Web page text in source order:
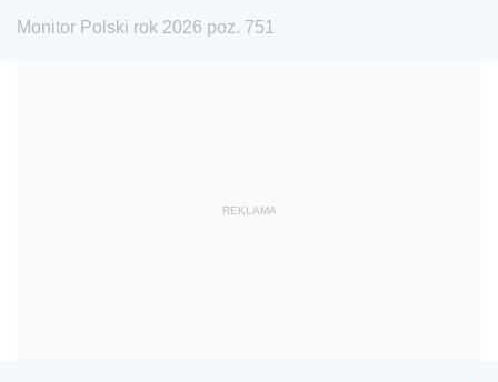
1968
Monitor Polski rok 2026 poz. 751
REKLAMA